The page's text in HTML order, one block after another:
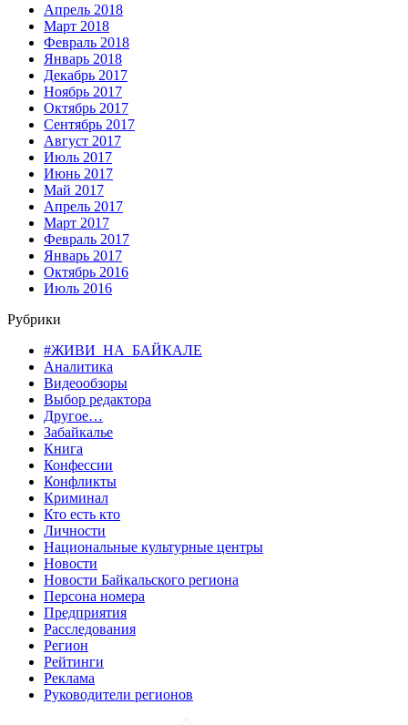
Апрель 2018
Март 2018
Февраль 2018
Январь 2018
Декабрь 2017
Ноябрь 2017
Октябрь 2017
Сентябрь 2017
Август 2017
Июль 2017
Июнь 2017
Май 2017
Апрель 2017
Март 2017
Февраль 2017
Январь 2017
Октябрь 2016
Июль 2016
Рубрики
#ЖИВИ_НА_БАЙКАЛЕ
Аналитика
Видеообзоры
Выбор редактора
Другое…
Забайкалье
Книга
Конфессии
Конфликты
Криминал
Кто есть кто
Личности
Национальные культурные центры
Новости
Новости Байкальского региона
Персона номера
Предприятия
Расследования
Регион
Рейтинги
Реклама
Руководители регионов